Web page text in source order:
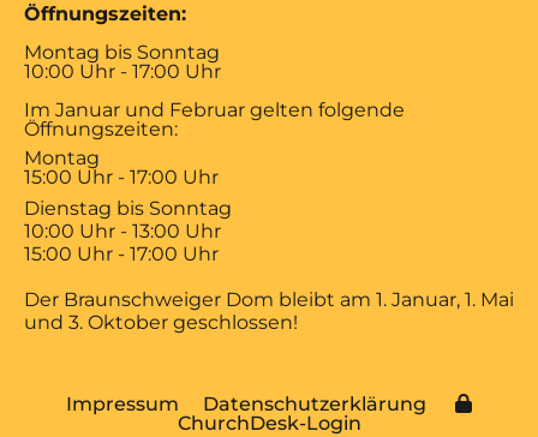
Öffnungszeiten:
Montag bis Sonntag
10:00 Uhr - 17:00 Uhr
Im Januar und Februar gelten folgende
Öffnungszeiten:
Montag
15:00 Uhr - 17:00 Uhr
Dienstag bis Sonntag
10:00 Uhr - 13:00 Uhr
15:00 Uhr - 17:00 Uhr
Der Braunschweiger Dom bleibt am 1. Januar, 1. Mai
und 3. Oktober geschlossen!
Impressum
Datenschutzerklärung
ChurchDesk-Login